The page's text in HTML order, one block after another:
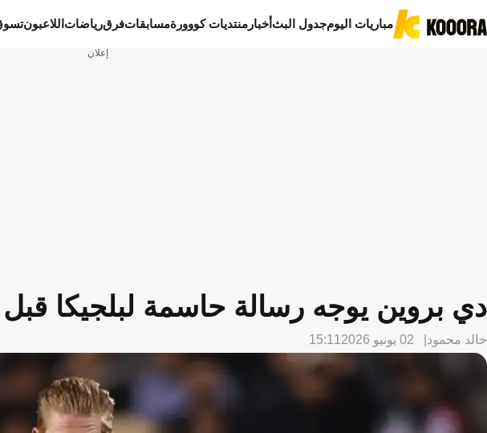
مباريات اليومجدول البثأخبار منتديات كووورةمسابقاتفرقرياضات اللاعبون
إعلان
دي بروين يوجه رسالة حاسمة لبلجيكا
خالد محمود 02 يونيو 2026 15:11